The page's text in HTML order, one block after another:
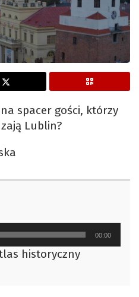
spacer gości, którzy
Lublin?
00:00
historyczny